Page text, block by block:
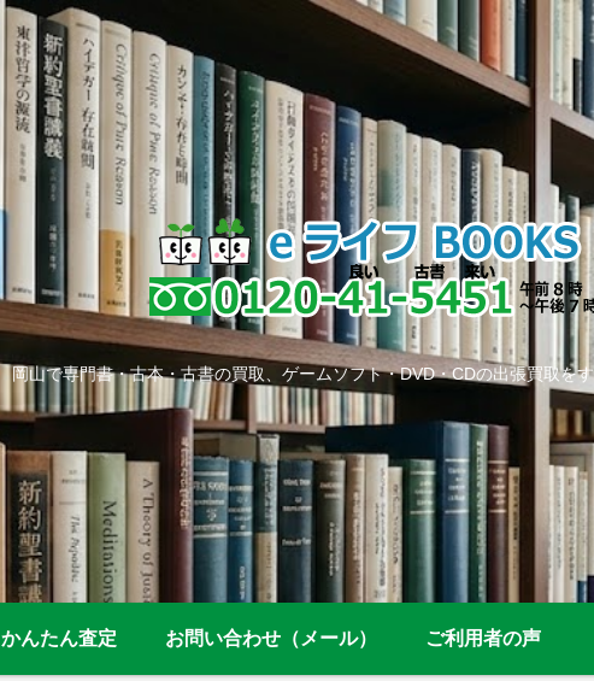
岡山で専門書・古本・古書の買取、ゲームソフト・DVD・CDの出張買取を
かんたん査定 お問い合わせ（メール） ご利用者の声